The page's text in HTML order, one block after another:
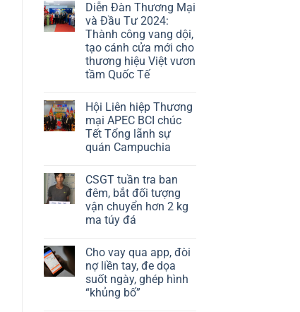
Diễn Đàn Thương Mại
và Đầu Tư 2024:
Thành công vang dội,
tạo cánh cửa mới cho
thương hiệu Việt vươn
tầm Quốc Tế
Hội Liên hiệp Thương
mại APEC BCI chúc
Tết Tổng lãnh sự
quán Campuchia
CSGT tuần tra ban
đêm, bắt đối tượng
vận chuyển hơn 2 kg
ma túy đá
Cho vay qua app, đòi
nợ liền tay, đe dọa
suốt ngày, ghép hình
“khủng bố”